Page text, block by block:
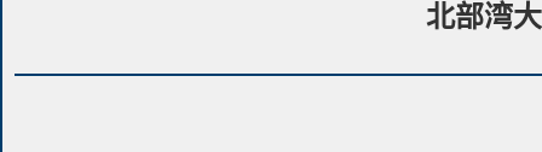
北部湾